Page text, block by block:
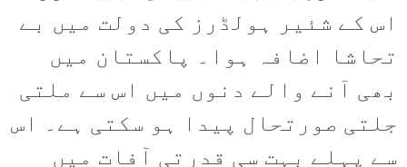
اس کے شئیر ہولڈرز کی دولت میں بے
تحاشا اضافہ ہوا۔ پاکستان میں
بھی آنے والے دنوں میں اس سے ملتی
جلتی صورتحال پیدا ہو سکتی ہے۔ اس